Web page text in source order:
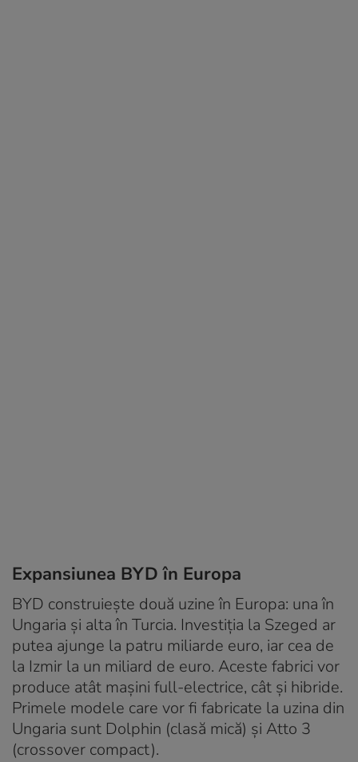
Expansiunea BYD în Europa
BYD construiește două uzine în Europa: una în
Ungaria și alta în Turcia. Investiția la Szeged ar
putea ajunge la patru miliarde euro, iar cea de
la Izmir la un miliard de euro. Aceste fabrici vor
produce atât mașini full-electrice, cât și hibride.
Primele modele care vor fi fabricate la uzina din
Ungaria sunt Dolphin (clasă mică) și Atto 3
(crossover compact).